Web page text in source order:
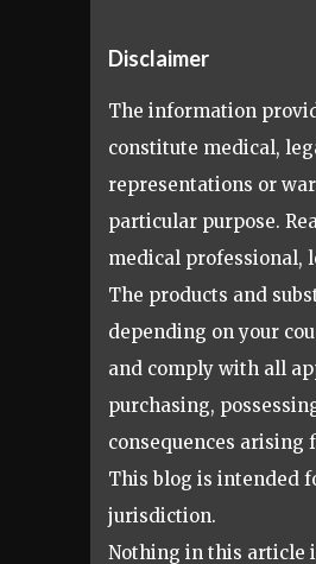
Disclaimer
The information
constitute medical,
representations or
particular purpose.
medical professional,
The products and
depending on your
and comply with all
purchasing,
consequences arising
This blog is intended
jurisdiction.
Nothing in this article